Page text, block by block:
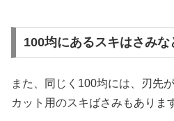
100均にあるスキはさみ
また、同じく100均には、刃先
カット用のスキばさみもありま